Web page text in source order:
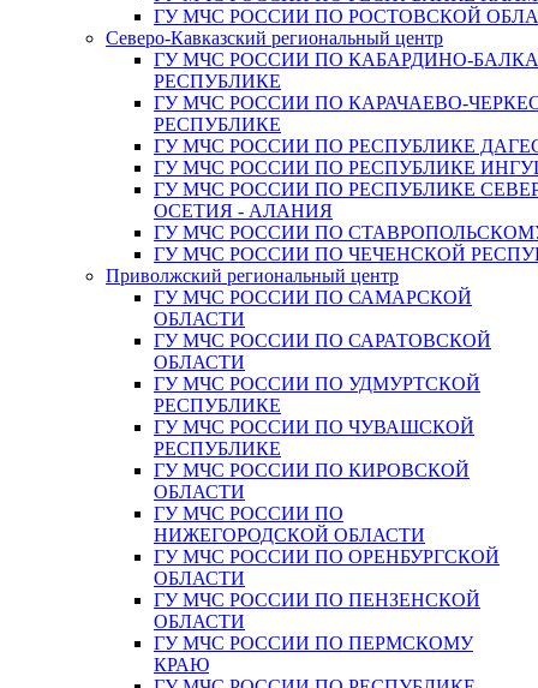
ГУ МЧС РОССИИ ПО РОСТОВСКОЙ
Северо-Кавказский региональный центр
ГУ МЧС РОССИИ ПО КАБАРДИНО-
РЕСПУБЛИКЕ
ГУ МЧС РОССИИ ПО КАРАЧАЕВО-
РЕСПУБЛИКЕ
ГУ МЧС РОССИИ ПО РЕСПУБЛИКЕ
ГУ МЧС РОССИИ ПО РЕСПУБЛИКЕ
ГУ МЧС РОССИИ ПО РЕСПУБЛИКЕ
ОСЕТИЯ - АЛАНИЯ
ГУ МЧС РОССИИ ПО
ГУ МЧС РОССИИ ПО ЧЕЧЕНСКОЙ
Приволжский региональный центр
ГУ МЧС РОССИИ ПО САМАРСКОЙ
ОБЛАСТИ
ГУ МЧС РОССИИ ПО САРАТОВСКОЙ
ОБЛАСТИ
ГУ МЧС РОССИИ ПО УДМУРТСКОЙ
РЕСПУБЛИКЕ
ГУ МЧС РОССИИ ПО ЧУВАШСКОЙ
РЕСПУБЛИКЕ
ГУ МЧС РОССИИ ПО КИРОВСКОЙ
ОБЛАСТИ
ГУ МЧС РОССИИ ПО
НИЖЕГОРОДСКОЙ ОБЛАСТИ
ГУ МЧС РОССИИ ПО ОРЕНБУРГСКОЙ
ОБЛАСТИ
ГУ МЧС РОССИИ ПО ПЕНЗЕНСКОЙ
ОБЛАСТИ
ГУ МЧС РОССИИ ПО ПЕРМСКОМУ
КРАЮ